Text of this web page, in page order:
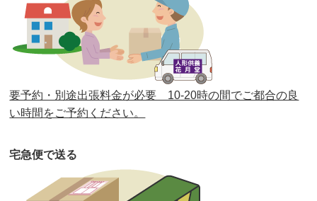
第38回人形供養祭 令和2年8月26日(水)
第37回人形供養祭 令和2年6月8日(月)
第36回人形供養祭 令和2年4月16日(木)
第35回人形供養祭令和2年2月13日(木)
第33回人形供養祭
第32回人形供養祭 令和元年6月12日(水)
要予約・別途出張料金が必要 10-20時の間でご都合の良
い時間をご予約ください。
宅急便で送る